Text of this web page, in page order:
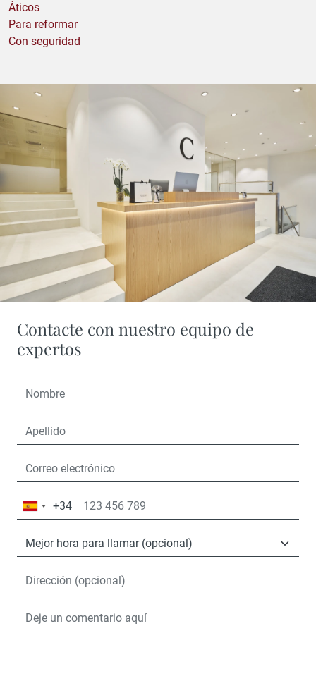
Áticos
Para reformar
Con seguridad
Contacte con nuestro equipo de
expertos
España
+34